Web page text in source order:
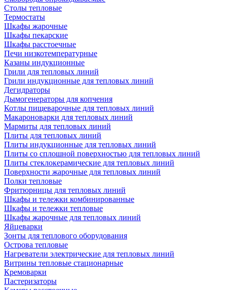
Столы тепловые
Термостаты
Шкафы жарочные
Шкафы пекарские
Шкафы расстоечные
Печи низкотемпературные
Казаны индукционные
Грили для тепловых линий
Грили индукционные для тепловых линий
Дегидраторы
Дымогенераторы для копчения
Котлы пищеварочные для тепловых линий
Макароноварки для тепловых линий
Мармиты для тепловых линий
Плиты для тепловых линий
Плиты индукционные для тепловых линий
Плиты со сплошной поверхностью для тепловых линий
Плиты стеклокерамические для тепловых линий
Поверхности жарочные для тепловых линий
Полки тепловые
Фритюрницы для тепловых линий
Шкафы и тележки комбинированные
Шкафы и тележки тепловые
Шкафы жарочные для тепловых линий
Яйцеварки
Зонты для теплового оборудования
Острова тепловые
Нагреватели электрические для тепловых линий
Витрины тепловые стационарные
Кремоварки
Пастеризаторы